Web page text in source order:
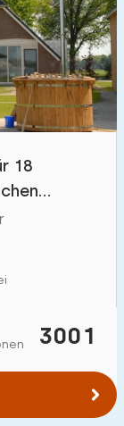
6
1
18
3001